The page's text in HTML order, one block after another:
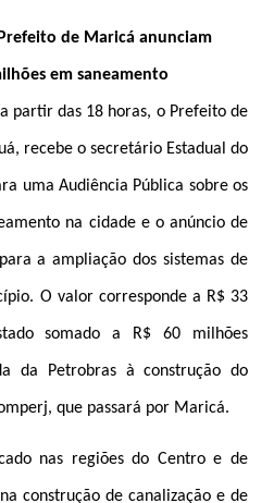
de Maricá anunciam
em saneamento
partir das 18 horas, o Prefeito de
recebe o secretário Estadual do
uma Audiência Pública sobre os
na cidade e o anúncio de
a ampliação dos sistemas de
O valor corresponde a R$ 33
somado a R$ 60 milhões
da Petrobras à construção do
que passará por Maricá.
nas regiões do Centro e de
construção de canalização e de